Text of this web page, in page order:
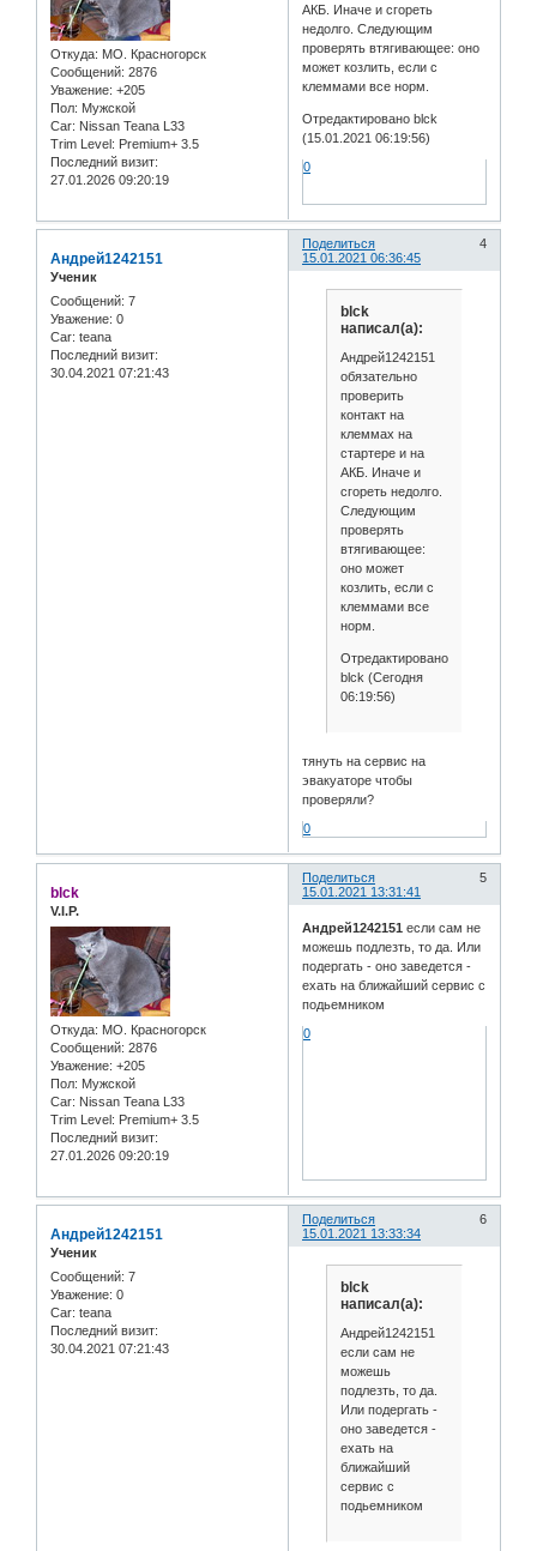
Откуда: МО. Красногорск
Сообщений: 2876
Уважение: +205
Пол: Мужской
Car: Nissan Teana L33
Trim Level: Premium+ 3.5
Последний визит:
27.01.2026 09:20:19
АКБ. Иначе и сгореть
недолго. Следующим
проверять втягивающее: оно
может козлить, если с
клеммами все норм.
Отредактировано blck
(15.01.2021 06:19:56)
0
Поделиться
4
15.01.2021 06:36:45
Андрей1242151
Ученик
Сообщений: 7
Уважение: 0
Car: teana
Последний визит:
30.04.2021 07:21:43
blck
написал(а):
Андрей1242151
обязательно
проверить
контакт на
клеммах на
стартере и на
АКБ. Иначе и
сгореть недолго.
Следующим
проверять
втягивающее:
оно может
козлить, если с
клеммами все
норм.
Отредактировано
blck (Сегодня
06:19:56)
тянуть на сервис на
эвакуаторе чтобы
проверяли?
0
Поделиться
5
15.01.2021 13:31:41
blck
V.I.P.
Откуда: МО. Красногорск
Сообщений: 2876
Уважение: +205
Пол: Мужской
Car: Nissan Teana L33
Trim Level: Premium+ 3.5
Последний визит:
27.01.2026 09:20:19
Андрей1242151 если сам не
можешь подлезть, то да. Или
подергать - оно заведется -
ехать на ближайший сервис с
подьемником
0
Поделиться
6
15.01.2021 13:33:34
Андрей1242151
Ученик
Сообщений: 7
Уважение: 0
Car: teana
Последний визит:
30.04.2021 07:21:43
blck
написал(а):
Андрей1242151
если сам не
можешь
подлезть, то да.
Или подергать -
оно заведется -
ехать на
ближайший
сервис с
подьемником